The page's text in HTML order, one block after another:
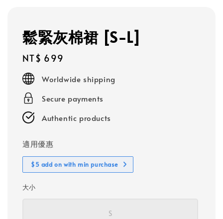
鬆緊灰棉裙 [S-L]
Regular
price
NT$ 699
Worldwide shipping
Secure payments
Authentic products
適用優惠
$5 add on with min purchase
大小
S